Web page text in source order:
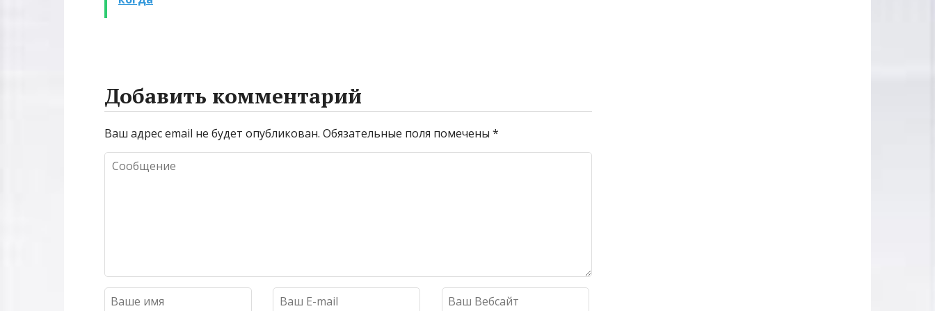
Добавить комментарий
Ваш адрес email не будет опубликован. Обязательные поля помечены *